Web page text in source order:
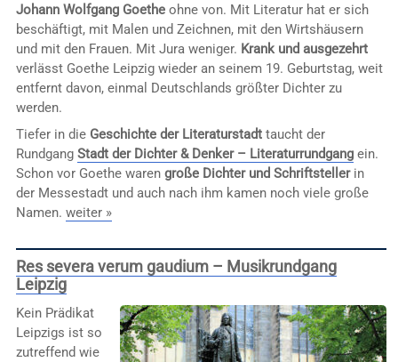
Johann Wolfgang Goetheohne von. Mit Literatur hat er sich
beschäftigt, mit Malen und Zeichnen, mit den Wirtshäusern
und mit den Frauen. Mit Jura weniger. Krank und ausgezehrt
verlässt Goethe Leipzig wieder an seinem 19. Geburtstag, weit
entfernt davon, einmal Deutschlands größter Dichter zu
werden.
Tiefer in die Geschichte der Literaturstadttaucht der
Rundgang Stadt der Dichter & Denker – Literaturrundgangein.
Schon vor Goethe waren große Dichter und Schriftstellerin
der Messestadt und auch nach ihm kamen noch viele große
Namen. weiter »
Res severa verum gaudium – Musikrundgang
Leipzig
Kein Prädikat
Leipzigs ist so
zutreffend wie